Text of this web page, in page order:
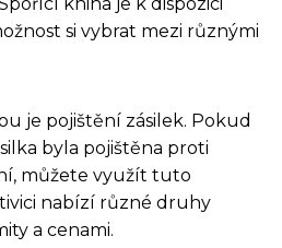
si vybrat mezi různými
je pojištění zásilek. Pokud
byla pojištěna proti
můžete využít tuto
nabízí různé druhy
a cenami.